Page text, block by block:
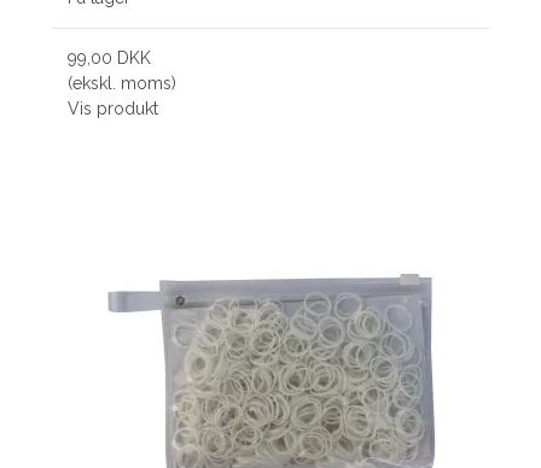
99,00 DKK
(ekskl. moms)
Vis produkt